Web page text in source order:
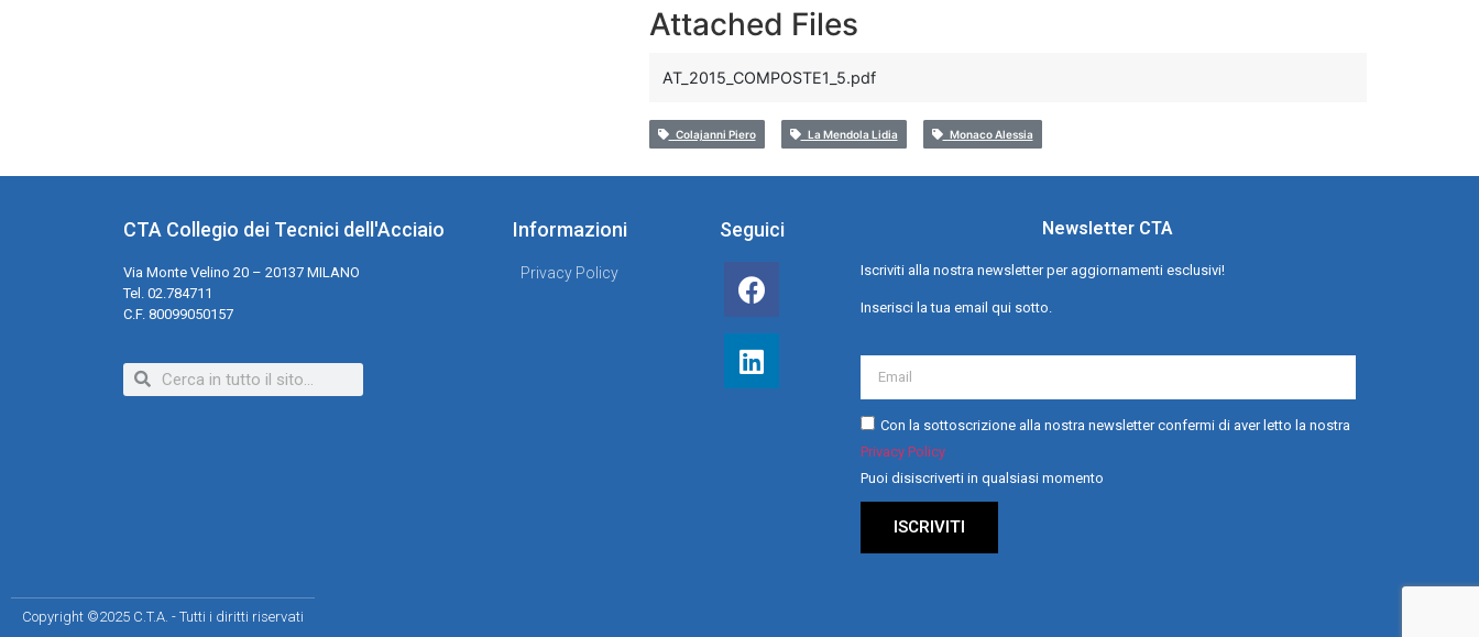
Attached Files
AT_2015_COMPOSTE1_5.pdf
Colajanni Piero La Mendola Lidia Monaco Alessia
CTA Collegio dei Tecnici dell'Acciaio
Via Monte Velino 20 – 20137 MILANO
Tel. 02.784711
C.F. 80099050157
Informazioni
Privacy Policy
Seguici Newsletter CTA
Iscriviti alla nostra newsletter per aggiornamenti esclusivi!
Inserisci la tua email qui sotto.
Con la sottoscrizione alla nostra newsletter confermi di aver letto la nostra
Privacy Policy
Puoi disiscriverti in qualsiasi momento
ISCRIVITI
Copyright ©2025 C.T.A. - Tutti i diritti riservati